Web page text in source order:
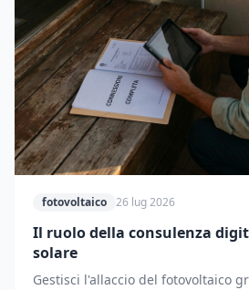
fotovoltaico 26 lug 2026
Il ruolo della consulenza
solare
Gestisci l'allaccio del fotovoltaico